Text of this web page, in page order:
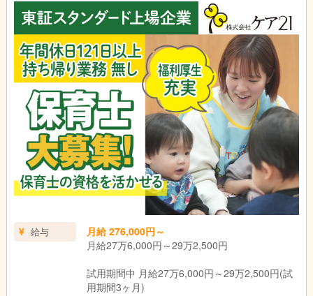
給与
月給 276,000円～
月給27万6,000円～29万2,500円
試用期間中 月給27万6,000円～29万2,500円(試
用期間3ヶ月)